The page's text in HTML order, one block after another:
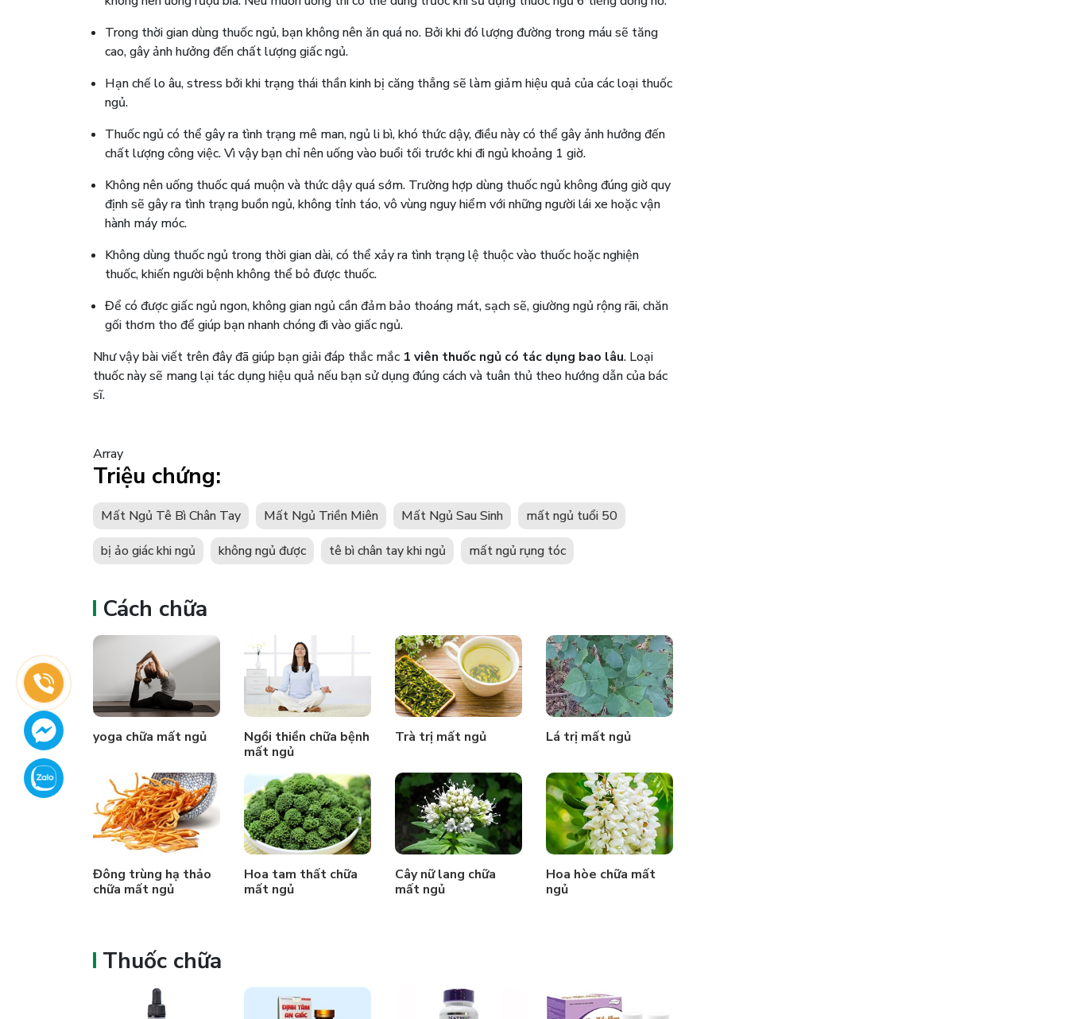
Trong thời gian dùng thuốc ngủ, bạn không nên ăn quá no. Bởi khi đó lượng đường trong máu sẽ tăng
cao, gây ảnh hưởng đến chất lượng giấc ngủ.
Hạn chế lo âu, stress bởi khi trạng thái thần kinh bị căng thẳng sẽ làm giảm hiệu quả của các loại thuốc
ngủ.
Thuốc ngủ có thể gây ra tình trạng mê man, ngủ li bì, khó thức dậy, điều này có thể gây ảnh hưởng đến
chất lượng công việc. Vì vậy bạn chỉ nên uống vào buổi tối trước khi đi ngủ khoảng 1 giờ.
Không nên uống thuốc quá muộn và thức dậy quá sớm. Trường hợp dùng thuốc ngủ không đúng giờ quy
định sẽ gây ra tình trạng buồn ngủ, không tỉnh táo, vô vùng nguy hiểm với những người lái xe hoặc vận
hành máy móc.
Không dùng thuốc ngủ trong thời gian dài, có thể xảy ra tình trạng lệ thuộc vào thuốc hoặc nghiện
thuốc, khiến người bệnh không thể bỏ được thuốc.
Để có được giấc ngủ ngon, không gian ngủ cần đảm bảo thoáng mát, sạch sẽ, giường ngủ rộng rãi, chăn
gối thơm tho để giúp bạn nhanh chóng đi vào giấc ngủ.
Như vậy bài viết trên đây đã giúp bạn giải đáp thắc mắc 1 viên thuốc ngủ có tác dụng bao lâu. Loại
thuốc này sẽ mang lại tác dụng hiệu quả nếu bạn sử dụng đúng cách và tuân thủ theo hướng dẫn của bác
sĩ.
Array
Triệu chứng:
Mất Ngủ Tê Bì Chân Tay Mất Ngủ Triền Miên Mất Ngủ Sau Sinh
mất ngủ tuổi 50
bị ảo giác khi ngủ
không ngủ được tê bì chân tay khi ngủ mất ngủ rụng tóc
Cách chữa
yoga chữa mất ngủ
Ngồi thiền chữa bệnh
mất ngủ
Trà trị mất ngủ Lá trị mất ngủ
Đông trùng hạ thảo
chữa mất ngủ
Hoa tam thất chữa
mất ngủ
Cây nữ lang chữa
mất ngủ
Hoa hòe chữa mất
ngủ
Thuốc chữa